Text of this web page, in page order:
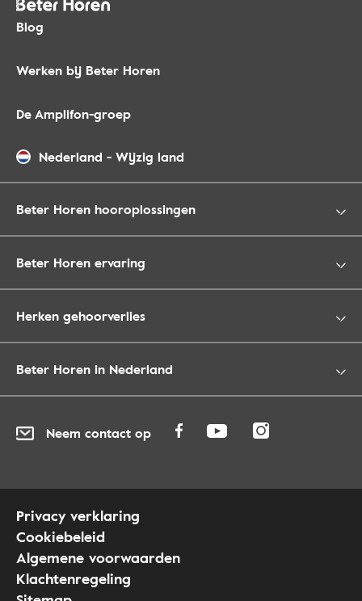
Blog
Werken bij Beter Horen
De Amplifon-groep
Nederland - Wijzig land
Beter Horen hooroplossingen
Beter Horen ervaring
Herken gehoorverlies
Beter Horen in Nederland
Neem contact op
Privacy verklaring
Cookiebeleid
Algemene voorwaarden
Klachtenregeling